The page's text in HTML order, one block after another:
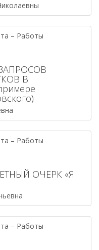
– Работы
В
– Работы
ОЧЕРК «Я
– Работы